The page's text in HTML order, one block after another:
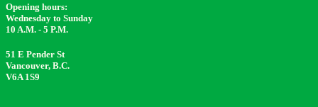
Opening hours:
Wednesday to Sunday
10 A.M. - 5 P.M.
51 E Pender St
Vancouver, B.C.
V6A 1S9